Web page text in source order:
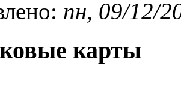
пн, 09/12/
карты